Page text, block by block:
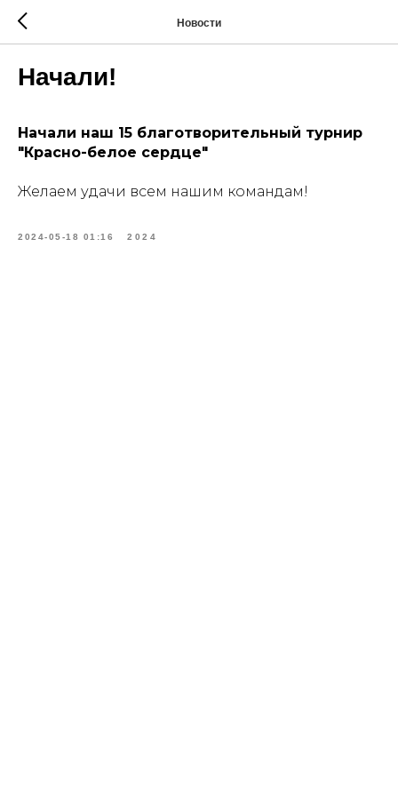
Новости
Начали!
Начали наш 15 благотворительный турнир
"Красно-белое сердце"
Желаем удачи всем нашим командам!
2024-05-18 01:16 2024